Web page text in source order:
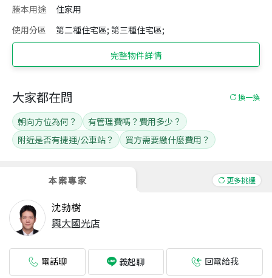
謄本用途
住家用
使用分區
第二種住宅區; 第三種住宅區;
完整物件詳情
本案專家 更多挑選
沈勃樹
興大國光店
電話聊 義起聊 回電給我
大家都在問 換一換
朝向方位為何？
有管理費嗎？費用多少？
附近是否有捷運/公車站？
買方需要繳什麼費用？